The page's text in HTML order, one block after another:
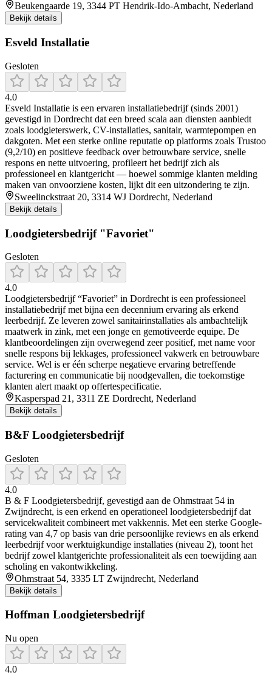
Beukengaarde 19, 3344 PT Hendrik-Ido-Ambacht, Nederland
Bekijk details
Esveld Installatie
Gesloten
4.0
Esveld Installatie is een ervaren installatiebedrijf (sinds 2001)
gevestigd in Dordrecht dat een breed scala aan diensten aanbiedt
zoals loodgieterswerk, CV-installaties, sanitair, warmtepompen en
dakgoten. Met een sterke online reputatie op platforms zoals Trustoo
(9,2/10) en positieve feedback over betrouwbare service, snelle
respons en nette uitvoering, profileert het bedrijf zich als
professioneel en klantgericht — hoewel sommige klanten melding
maken van onvoorziene kosten, lijkt dit een uitzondering te zijn.
Sweelinckstraat 20, 3314 WJ Dordrecht, Nederland
Bekijk details
Loodgietersbedrijf "Favoriet"
Gesloten
4.0
Loodgietersbedrijf “Favoriet” in Dordrecht is een professioneel
installatiebedrijf met bijna een decennium ervaring als erkend
leerbedrijf. Ze leveren zowel sanitairinstallaties als ambachtelijk
maatwerk in zink, met een jonge en gemotiveerde equipe. De
klantbeoordelingen zijn overwegend zeer positief, met name voor
snelle respons bij lekkages, professioneel vakwerk en betrouwbare
service. Wel is er één scherpe negatieve ervaring betreffende
facturering en communicatie bij noodgevallen, die toekomstige
klanten alert maakt op offertespecificatie.
Kasperspad 21, 3311 ZE Dordrecht, Nederland
Bekijk details
B&F Loodgietersbedrijf
Gesloten
4.0
B & F Loodgietersbedrijf, gevestigd aan de Ohmstraat 54 in
Zwijndrecht, is een erkend en operationeel loodgietersbedrijf dat
servicekwaliteit combineert met vakkennis. Met een sterke Google-
rating van 4,7 op basis van drie persoonlijke reviews en als erkend
leerbedrijf voor werktuigkundige installaties (niveau 2), toont het
bedrijf zowel klantgerichte professionaliteit als een toewijding aan
scholing en vakontwikkeling.
Ohmstraat 54, 3335 LT Zwijndrecht, Nederland
Bekijk details
Hoffman Loodgietersbedrijf
Nu open
4.0